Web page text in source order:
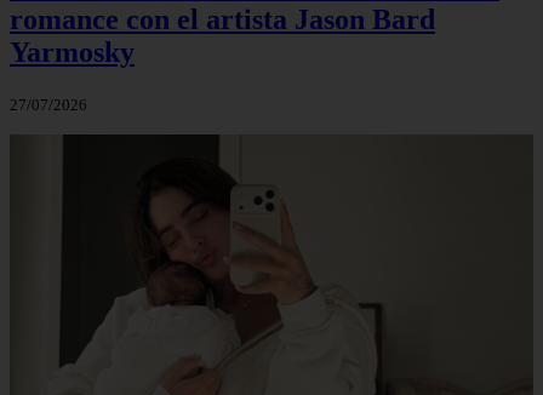
romance con el artista Jason Bard
Yarmosky
27/07/2026